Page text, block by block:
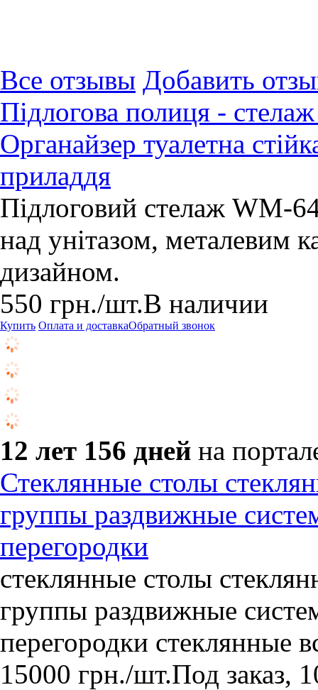
Все отзывы Добавить
Підлогова полиця -
Органайзер туалетна
приладдя
Підлоговий стелаж WM-
над унітазом, металевим
дизайном.
550 грн./шт.В наличии
Купить Оплата и доставкаОбратный звонок
12 лет 156 дней на
Стеклянные столы
группы раздвижные
перегородки
стеклянные столы
группы раздвижные
перегородки стеклянные
15000 грн./шт.Под заказ,